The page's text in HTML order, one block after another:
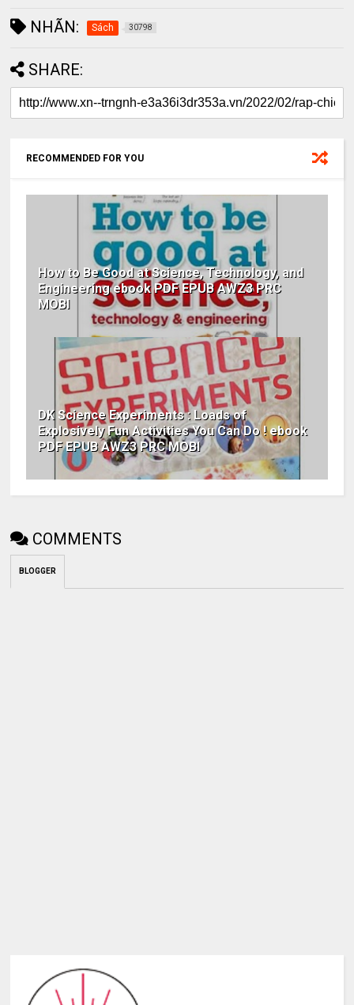
NHÃN: Sách 30798
SHARE:
RECOMMENDED FOR YOU
How to Be Good at Science, Technology, and
Engineering ebook PDF EPUB AWZ3 PRC
MOBI
DK Science Experiments : Loads of
Explosively Fun Activities You Can Do ! ebook
PDF EPUB AWZ3 PRC MOBI
COMMENTS
BLOGGER